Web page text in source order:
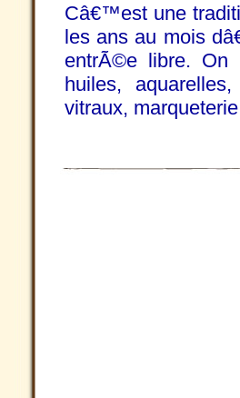
Câ€™est une
les ans au mois
entrÃ©e libre. On
huiles,
vitraux,